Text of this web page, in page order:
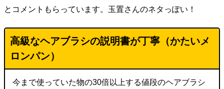
とコメントもらっています。玉置さんのネタっぽい！
高級なヘアブラシの説明書が丁寧（かたいメ
ロンパン）
今まで使っていた物の30倍以上する値段のヘアブラシ